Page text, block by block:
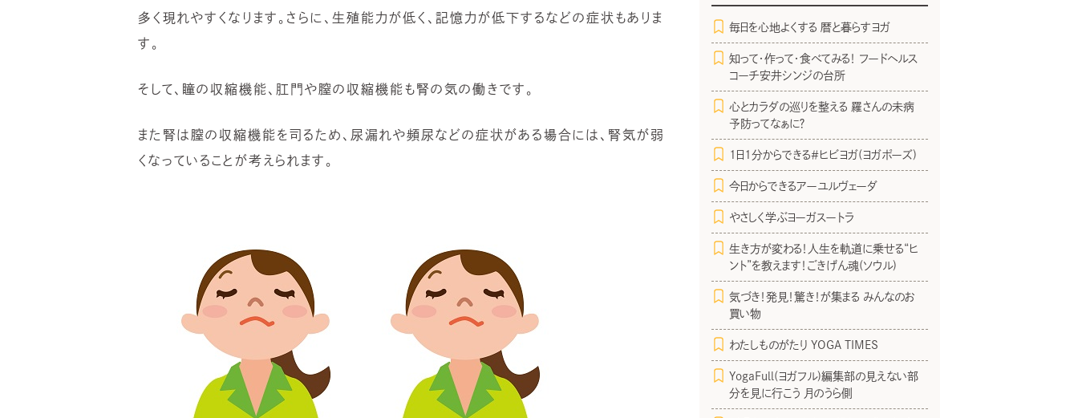
多く現れやすくなります。さらに、生殖能力が低く、記憶力が低下するなどの症状もありま
す。
そして、瞳の収縮機能、肛門や膣の収縮機能も腎の気の働きです。
また腎は膣の収縮機能を司るため、尿漏れや頻尿などの症状がある場合には、腎気が弱
くなっていることが考えられます。
毎日を心地よくする 暦と暮らすヨガ
知って・作って・食べてみる！ フードヘルス
コーチ安井シンジの台所
心とカラダの巡りを整える 羅さんの未病
予防ってなぁに？
1日1分からできる＃ヒビヨガ(ヨガポーズ)
今日からできるアーユルヴェーダ
やさしく学ぶヨーガスートラ
生き方が変わる！人生を軌道に乗せる“ヒ
ント”を教えます！ごきげん魂(ソウル)
気づき！発見！驚き！が集まる みんなのお
買い物
わたしものがたり YOGA TIMES
YogaFull(ヨガフル)編集部の見えない部
分を見に行こう 月のうら側